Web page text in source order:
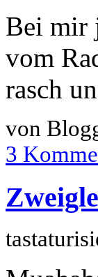
Bei mir
vom
rasch
von
3